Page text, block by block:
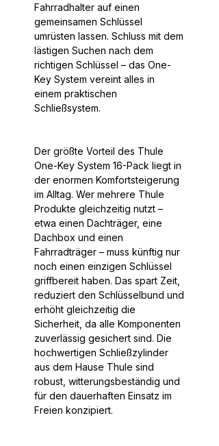
Fahrradhalter auf einen
gemeinsamen Schlüssel
umrüsten lassen. Schluss mit dem
lästigen Suchen nach dem
richtigen Schlüssel – das One-
Key System vereint alles in
einem praktischen
Schließsystem.
Der größte Vorteil des Thule
One-Key System 16-Pack liegt in
der enormen Komfortsteigerung
im Alltag. Wer mehrere Thule
Produkte gleichzeitig nutzt –
etwa einen Dachträger, eine
Dachbox und einen
Fahrradträger – muss künftig nur
noch einen einzigen Schlüssel
griffbereit haben. Das spart Zeit,
reduziert den Schlüsselbund und
erhöht gleichzeitig die
Sicherheit, da alle Komponenten
zuverlässig gesichert sind. Die
hochwertigen Schließzylinder
aus dem Hause Thule sind
robust, witterungsbeständig und
für den dauerhaften Einsatz im
Freien konzipiert.